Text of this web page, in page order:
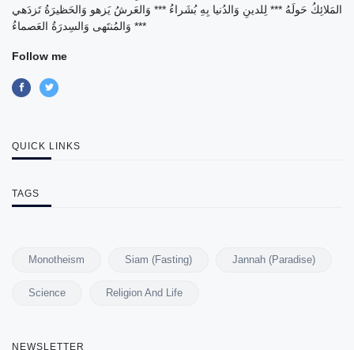
المَلائِكُ حَولَهُ *** لِلدينِ وَالدُنيا بِهِ بُشَراءُ *** وَالعَرشُ يَزهو وَالحَظيرَةُ تَزدَهي
*** وَالمُنتَهى وَالسِدرَةُ العَصماءُ
Follow me
QUICK LINKS
TAGS
Monotheism Siam (Fasting) Jannah (Paradise)
Science Religion And Life
NEWSLETTER